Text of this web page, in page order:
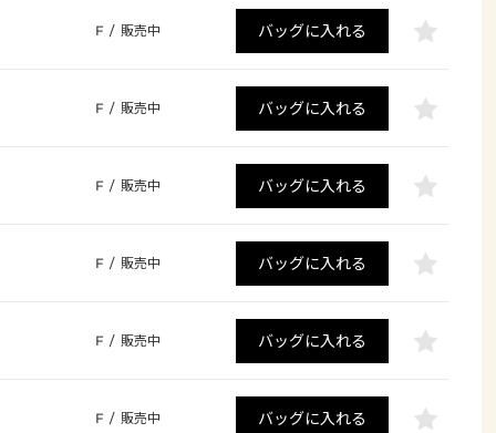
F / 販売中 バッグに入れる
F / 販売中 バッグに入れる
F / 販売中 バッグに入れる
F / 販売中 バッグに入れる
F / 販売中 バッグに入れる
F / 販売中 バッグに入れる